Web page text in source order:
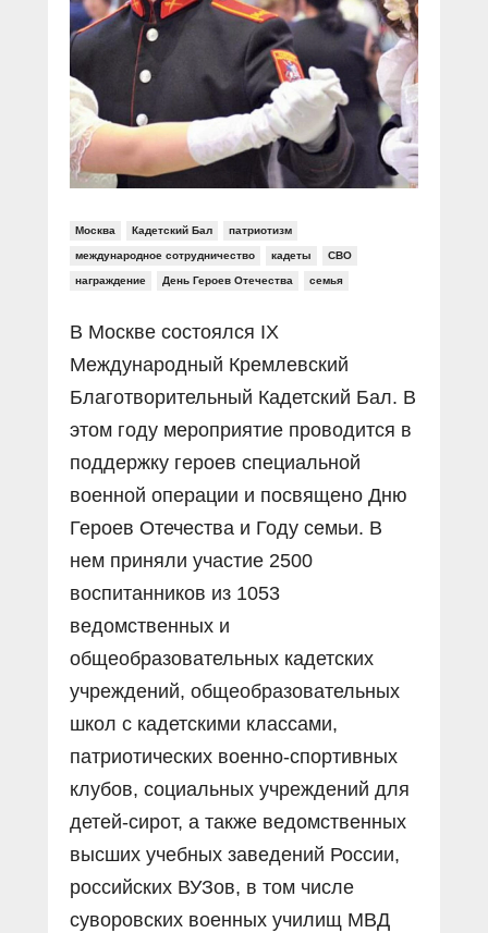
Социальные ролики
Документальные фильмы
Прямой разговор
В знании сила
Специальный репортаж
КиберПОСТОВОЙ
Газета «Щит и меч»
Журнал «Полиция России»
О ПОРТАЛЕ
Контакты
Вакансии
Москва Кадетский Бал патриотизм
международное сотрудничество кадеты СВО
награждение День Героев Отечества семья
В Москве состоялся IX
Международный Кремлевский
Благотворительный Кадетский Бал. В
этом году мероприятие проводится в
поддержку героев специальной
военной операции и посвящено Дню
Героев Отечества и Году семьи. В
нем приняли участие 2500
воспитанников из 1053
ведомственных и
общеобразовательных кадетских
учреждений, общеобразовательных
школ с кадетскими классами,
патриотических военно-спортивных
клубов, социальных учреждений для
детей-сирот, а также ведомственных
высших учебных заведений России,
российских ВУЗов, в том числе
суворовских военных училищ МВД